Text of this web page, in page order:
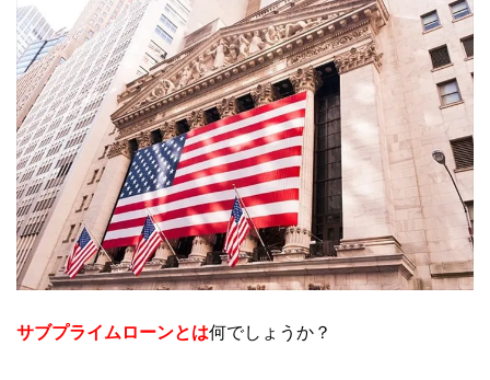
サブプライムローンとは何でしょうか？